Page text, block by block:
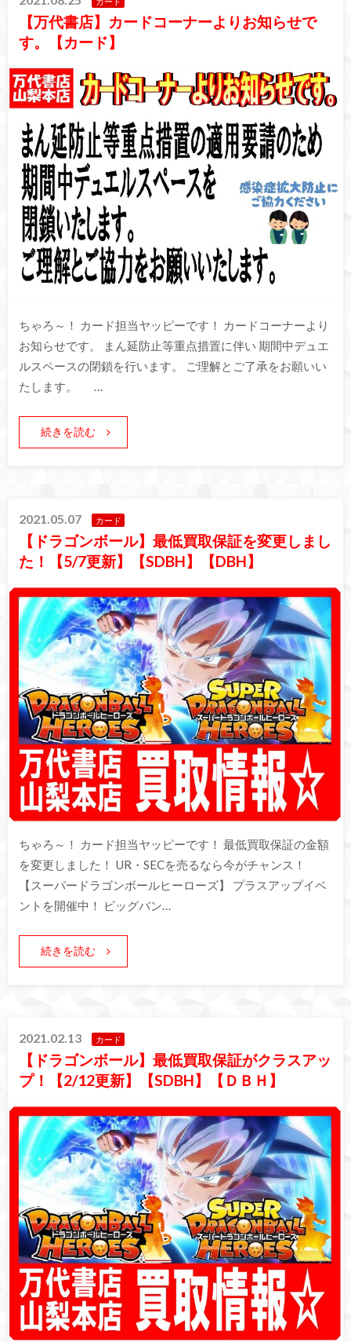
【万代書店】カードコーナーよりお知らせで
す。【カード】
ちゃろ～！ カード担当ヤッピーです！ カードコーナーより
お知らせです。 まん延防止等重点措置に伴い 期間中デュエ
ルスペースの閉鎖を行います。 ご理解とご了承をお願いい
たします。 …
続きを読む
2021.05.07 カード
【ドラゴンボール】最低買取保証を変更しまし
た！【5/7更新】【SDBH】【DBH】
ちゃろ～！ カード担当ヤッピーです！ 最低買取保証の金額
を変更しました！ UR・SECを売るなら今がチャンス！
【スーパードラゴンボールヒーローズ】 プラスアップイベ
ントを開催中！ ビッグバン…
続きを読む
2021.02.13 カード
【ドラゴンボール】最低買取保証がクラスアッ
プ！【2/12更新】【SDBH】【ＤＢＨ】